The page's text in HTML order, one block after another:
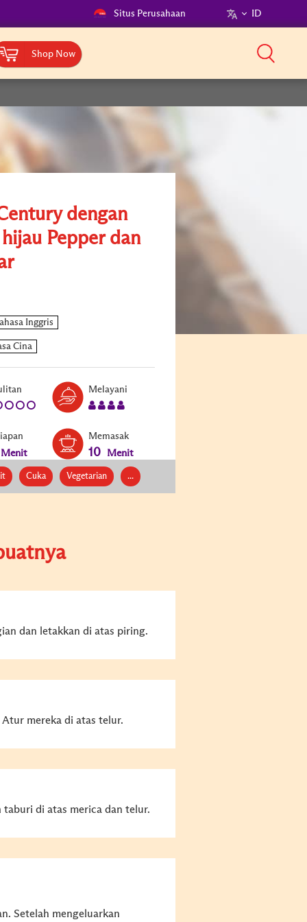
Situs Perusahaan ID
Shop Now
dengan
Pepper dan
Melayani
Menit
Memasak
10 Menit
Cuka Vegetarian ...
dan letakkan di atas piring.
mereka di atas telur.
di atas merica dan telur.
Setelah mengeluarkan